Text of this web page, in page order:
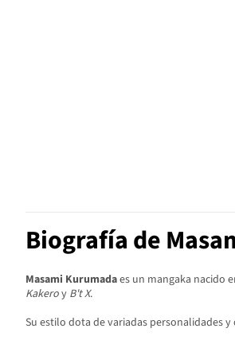
Biografía de
Masami Kurumadaes un mangaka nacido
Kakeroy B't X.
Su estilo dota de variadas personalidades